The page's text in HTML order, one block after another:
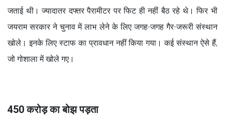
जताई थी। ज्यादातर दफ्तर पैरामीटर पर फिट ही नहीं बैठ रहे थे। फिर भी
जयराम सरकार ने चुनाव में लाभ लेने के लिए जगह-जगह गैर-जरूरी संस्थान
खोले। इनके लिए स्टाफ का प्रावधान नहीं किया गया। कई संस्थान ऐसे हैं,
जो गोशाला में खोले गए।
450 करोड़ का बोझ पड़ता